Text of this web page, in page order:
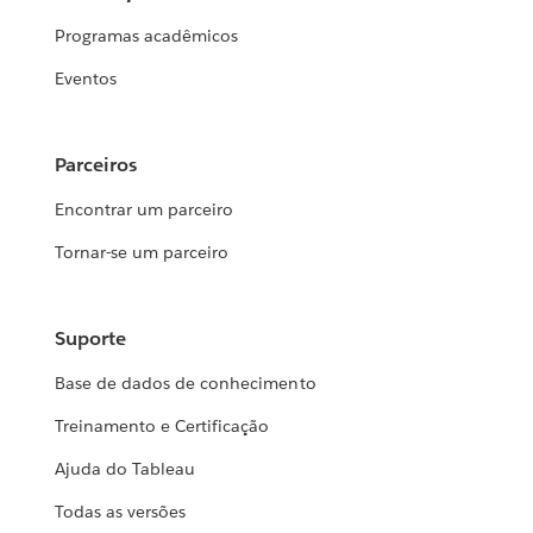
Programas acadêmicos
Eventos
Parceiros
Encontrar um parceiro
Tornar-se um parceiro
Suporte
Base de dados de conhecimento
Treinamento e Certificação
Ajuda do Tableau
Todas as versões